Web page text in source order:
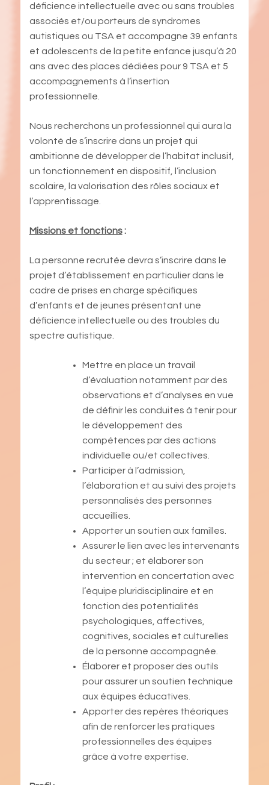
déficience intellectuelle avec ou sans troubles
associés et/ou porteurs de syndromes
autistiques ou TSA et accompagne 39 enfants
et adolescents de la petite enfance jusqu’à 20
ans avec des places dédiées pour 9 TSA et 5
accompagnements à l’insertion
professionnelle.
Nous recherchons un professionnel qui aura la
volonté de s’inscrire dans un projet qui
ambitionne de développer de l’habitat inclusif,
un fonctionnement en dispositif, l’inclusion
scolaire, la valorisation des rôles sociaux et
l’apprentissage.
Missions et fonctions:
La personne recrutée devra s’inscrire dans le
projet d’établissement en particulier dans le
cadre de prises en charge spécifiques
d’enfants et de jeunes présentant une
déficience intellectuelle ou des troubles du
spectre autistique.
Mettre en place un travail
d’évaluation notamment par des
observations et d’analyses en vue
de définir les conduites à tenir pour
le développement des
compétences par des actions
individuelle ou/et collectives.
Participer à l’admission,
l’élaboration et au suivi des projets
personnalisés des personnes
accueillies.
Apporter un soutien aux familles.
Assurer le lien avec les intervenants
du secteur ; et élaborer son
intervention en concertation avec
l’équipe pluridisciplinaire et en
fonction des potentialités
psychologiques, affectives,
cognitives, sociales et culturelles
de la personne accompagnée.
Élaborer et proposer des outils
pour assurer un soutien technique
aux équipes éducatives.
Apporter des repères théoriques
afin de renforcer les pratiques
professionnelles des équipes
grâce à votre expertise.